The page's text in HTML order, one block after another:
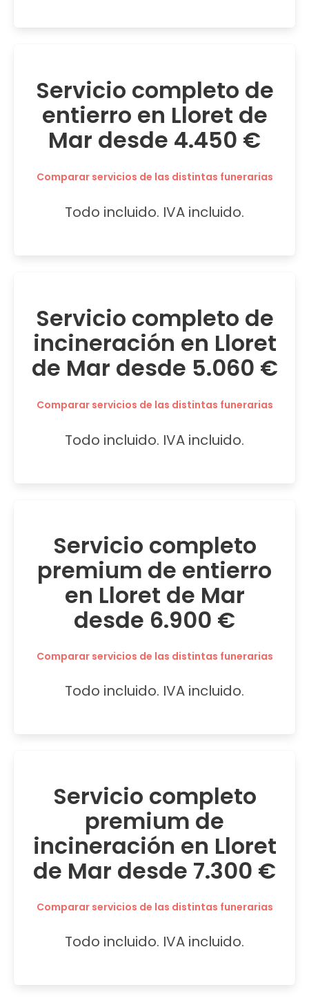
Servicio completo de
entierro en Lloret de
Mar desde 4.450 €
Comparar servicios de las distintas funerarias
Todo incluido. IVA incluido.
Servicio completo de
incineración en Lloret
de Mar desde 5.060 €
Comparar servicios de las distintas funerarias
Todo incluido. IVA incluido.
Servicio completo
premium de entierro
en Lloret de Mar
desde 6.900 €
Comparar servicios de las distintas funerarias
Todo incluido. IVA incluido.
Servicio completo
premium de
incineración en Lloret
de Mar desde 7.300 €
Comparar servicios de las distintas funerarias
Todo incluido. IVA incluido.